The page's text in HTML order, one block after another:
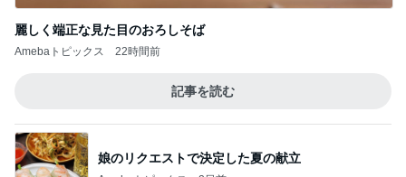
麗しく端正な見た目のおろしそば
Amebaトピックス 22時間前
記事を読む
娘のリクエストで決定した夏の献立